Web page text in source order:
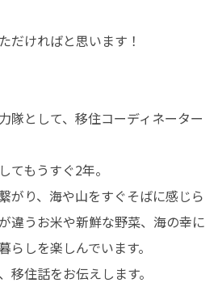
だければと思います！
隊として、移住コーディネーター
てもうすぐ2年。
がり、海や山をすぐそばに感じら
違うお米や新鮮な野菜、海の幸に
しを楽しんでいます。
移住話をお伝えします。